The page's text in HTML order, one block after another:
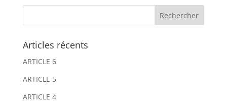
e
r
a
t
i
v
e
r
a
t
i
v
Articles récents
ARTICLE 6
ARTICLE 5
ARTICLE 4